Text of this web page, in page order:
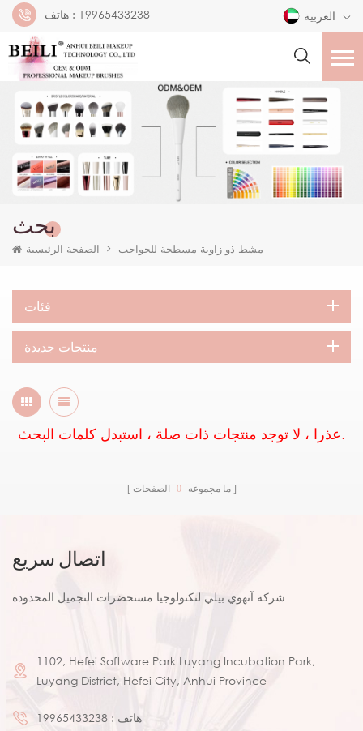
هاتف : 19965433238
بحث
الصفحة الرئيسية مشط ذو زاوية مسطحة للحواجب
فئات
منتجات جديدة
عذرا ، لا توجد منتجات ذات صلة ، استبدل كلمات البحث.
ما مجموعه 0 الصفحات
اتصال سريع
شركة آنهوي بيلي لتكنولوجيا مستحضرات التجميل المحدودة
1102, Hefei Software Park Luyang Incubation Park,
Luyang District, Hefei City, Anhui Province
هاتف : 19965433238